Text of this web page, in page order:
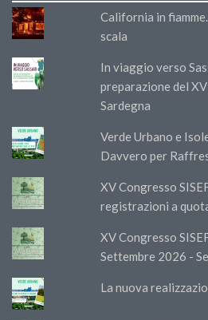
California in
scala
In viaggio verso
preparazione del
Sardegna
Verde Urbano e
Davvero per
XV Congresso
registrazioni a
XV Congresso
Settembre 2026 -
La nuova